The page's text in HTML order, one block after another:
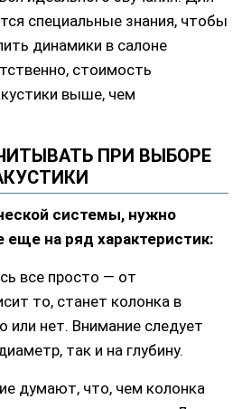
специальные знания, чтобы
динамики в салоне
стоимость
выше, чем
ПРИ ВЫБОРЕ
системы, нужно
на ряд характеристик:
все просто — от
то, станет колонка в
или нет. Внимание следует
так и на глубину.
думают, что, чем колонка